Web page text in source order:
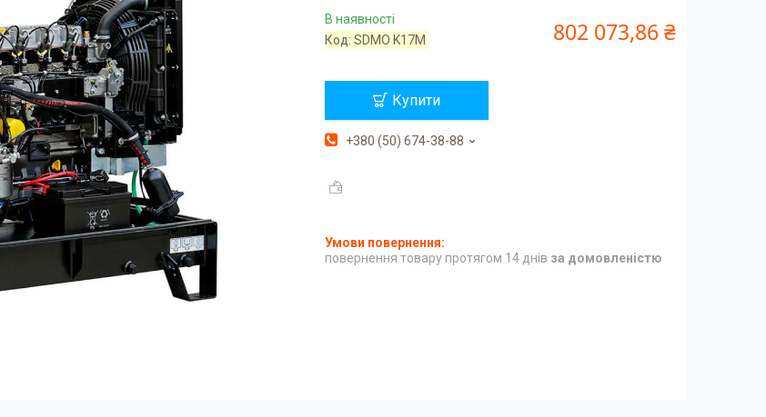
В наявності
Код:SDMO K17M 802 073,86 ₴
Купити
+380 (50) 674-38-88
повернення товару протягом 14 днів за домовленістю